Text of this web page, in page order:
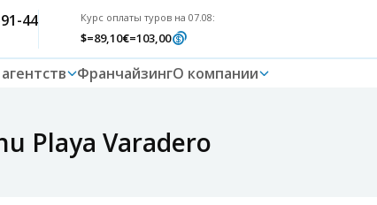
44 Курс оплаты туров на 07.08:
$=89,10€=103,00
ФранчайзингО компании
Playa Varadero